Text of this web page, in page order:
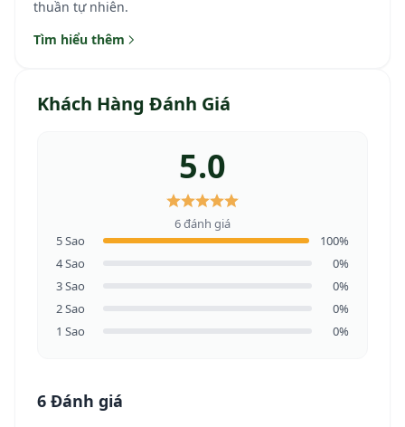
thuần tự nhiên.
Tìm hiểu thêm
Khách Hàng Đánh Giá
5.0
6 đánh giá
5 Sao
100%
4 Sao
0%
3 Sao
0%
2 Sao
0%
1 Sao
0%
6 Đánh giá